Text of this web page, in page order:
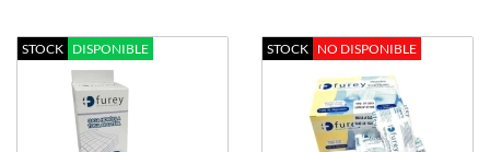
STOCK DISPONIBLE STOCK NO DISPONIBLE